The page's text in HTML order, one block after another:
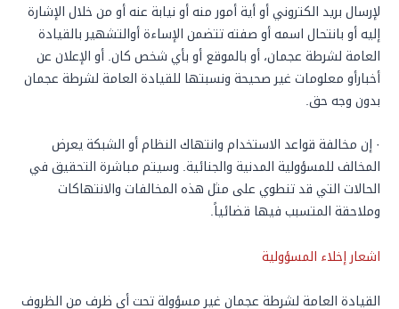
لإرسال بريد الكتروني أو أية أمور منه أو نيابة عنه أو من خلال الإشارة
إليه أو بانتحال اسمه أو صفته تتضمن الإساءة أوالتشهير بالقيادة
العامة لشرطة عجمان، أو بالموقع أو بأي شخص كان. أو الإعلان عن
أخبارأو معلومات غير صحيحة ونسبتها للقيادة العامة لشرطة عجمان
بدون وجه حق.
· إن مخالفة قواعد الاستخدام وانتهاك النظام أو الشبكة يعرض
المخالف للمسؤولية المدنية والجنائية. وسيتم مباشرة التحقيق في
الحالات التي قد تنطوي على مثل هذه المخالفات والانتهاكات
وملاحقة المتسبب فيها قضائياً.
اشعار إخلاء المسؤولية
القيادة العامة لشرطة عجمان غير مسؤولة تحت أي ظرف من الظروف